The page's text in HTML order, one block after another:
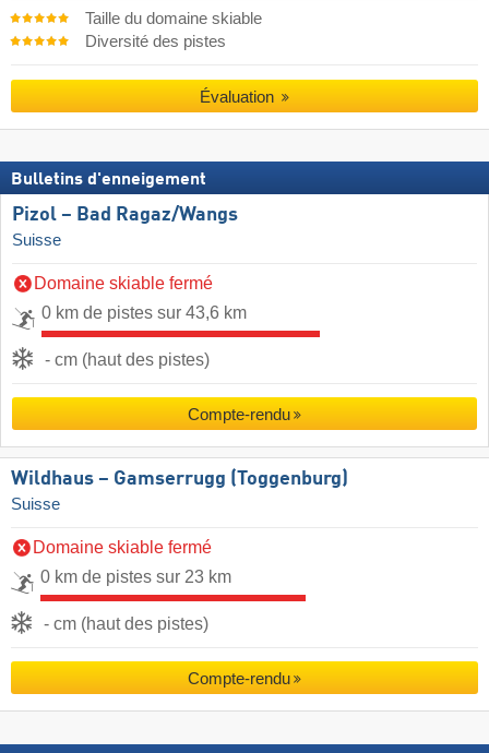
Taille du domaine skiable
Diversité des pistes
Évaluation
Bulletins d'enneigement
Pizol – Bad Ragaz/​Wangs
Suisse
Domaine skiable fermé
0 km de pistes sur 43,6 km
- cm (haut des pistes)
Compte-rendu
Wildhaus – Gamserrugg (Toggenburg)
Suisse
Domaine skiable fermé
0 km de pistes sur 23 km
- cm (haut des pistes)
Compte-rendu